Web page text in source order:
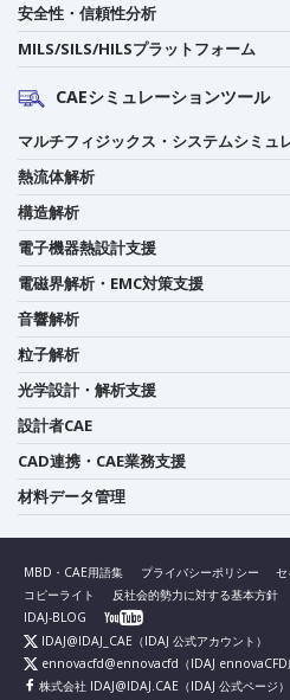
安全性・信頼性分析
MILS/SILS/HILSプラットフォーム
CAEシミュレーションツール
マルチフィジックス・システムシミュ
熱流体解析
構造解析
電子機器熱設計支援
電磁界解析・EMC対策支援
音響解析
粒子解析
光学設計・解析支援
設計者CAE
CAD連携・CAE業務支援
材料データ管理
MBD・CAE用語集 プライバシーポリシー
セ
コピーライト
反社会的勢力に対する基本方針
IDAJ-BLOG
IDAJ@IDAJ_CAE （IDAJ 公式アカウント）
ennovacfd@ennovacfd （IDAJ ennovaCFD
株式会社 IDAJ@IDAJ.CAE （IDAJ 公式ページ）